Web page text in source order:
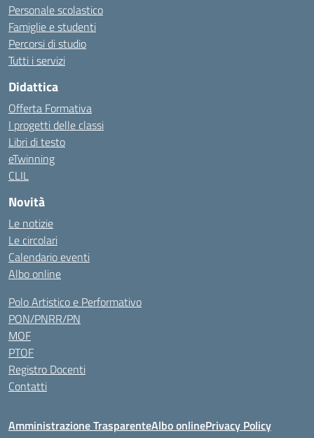
Personale scolastico
Famiglie e studenti
Percorsi di studio
Tutti i servizi
Didattica
Offerta Formativa
I progetti delle classi
Libri di testo
eTwinning
CLIL
Novità
Le notizie
Le circolari
Calendario eventi
Albo online
Polo Artistico e Performativo
PON/PNRR/PN
MOF
PTOF
Registro Docenti
Contatti
Amministrazione TrasparenteAlbo onlinePrivacy Policy